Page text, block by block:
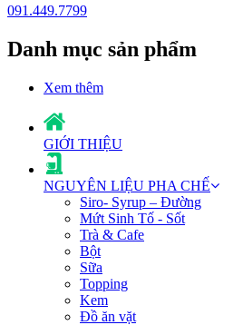
091.449.7799
Danh mục sản phẩm
Xem thêm
GIỚI THIỆU
NGUYÊN LIỆU PHA CHẾ
Siro- Syrup – Đường
Mứt Sinh Tố - Sốt
Trà & Cafe
Bột
Sữa
Topping
Kem
Đồ ăn vặt